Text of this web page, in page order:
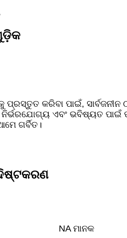
କରିବା ପାଇଁ, ସାର୍ବଜନୀନ
ନିର୍ଭରଯୋଗ୍ୟ ଏବଂ ଭବିଷ୍ୟତ ପାଇଁ
ଗର୍ବିତ।
NA ମାନକ